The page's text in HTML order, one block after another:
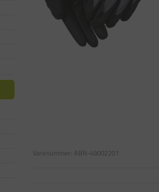
Varenummer: ABN-49002201